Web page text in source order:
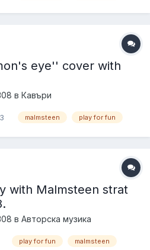
eye'' cover with
в Кавъри
3 malmsteen play for fun
with Malmsteen strat
в Авторска музика
play for fun malmsteen